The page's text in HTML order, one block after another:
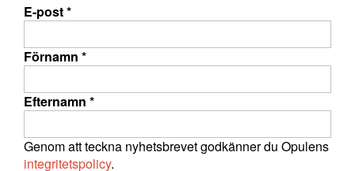
E-post*
Förnamn *
Efternamn *
Genom att teckna nyhetsbrevet godkänner du Opulens
integritetspolicy.